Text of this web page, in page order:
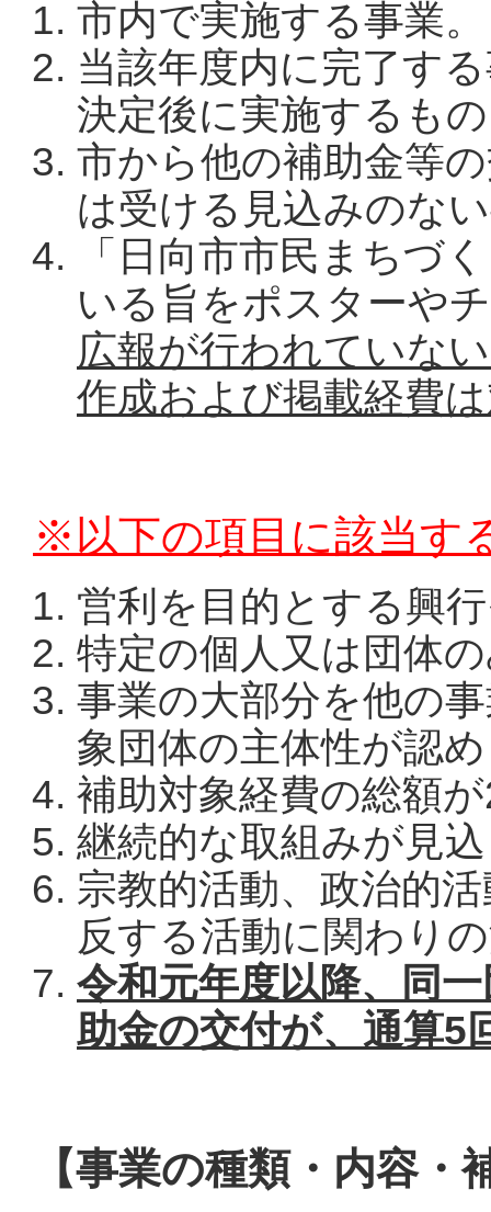
市内で実施する事業。
当該年度内に完了す
決定後に実施するも
市から他の補助金等
は受ける見込みのな
「日向市市民まちづ
いる旨をポスターや
広報が行われていな
作成および掲載経費
※以下の項目に該当す
営利を目的とする興
特定の個人又は団体
事業の大部分を他の
象団体の主体性が認
補助対象経費の総額
継続的な取組みが見
宗教的活動、政治的
反する活動に関わり
令和元年度以降、同
助金の交付が、通算5
【事業の種類・内容